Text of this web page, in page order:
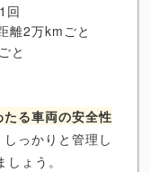
回
離2万kmごと
と
る車両の安全性
っかりと管理し
ょう。